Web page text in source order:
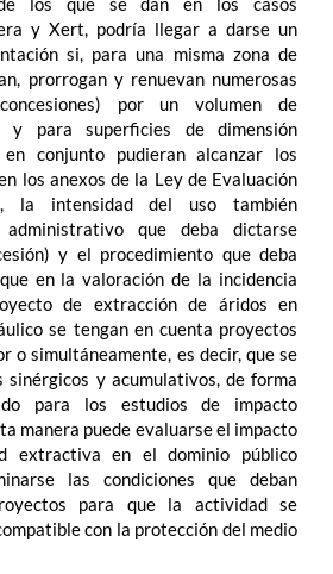
y Xert, podría llegar a darse un
si, para una misma zona de
prorrogan y renuevan numerosas
por un volumen de
y para superficies de dimensión
conjunto pudieran alcanzar los
los anexos de la Ley de Evaluación
la intensidad del uso también
que deba dictarse
y el procedimiento que deba
en la valoración de la incidencia
de extracción de áridos en
se tengan en cuenta proyectos
o simultáneamente, es decir, que se
sinérgicos y acumulativos, de forma
para los estudios de impacto
manera puede evaluarse el impacto
extractiva en el dominio público
las condiciones que deban
para que la actividad se
con la protección del medio